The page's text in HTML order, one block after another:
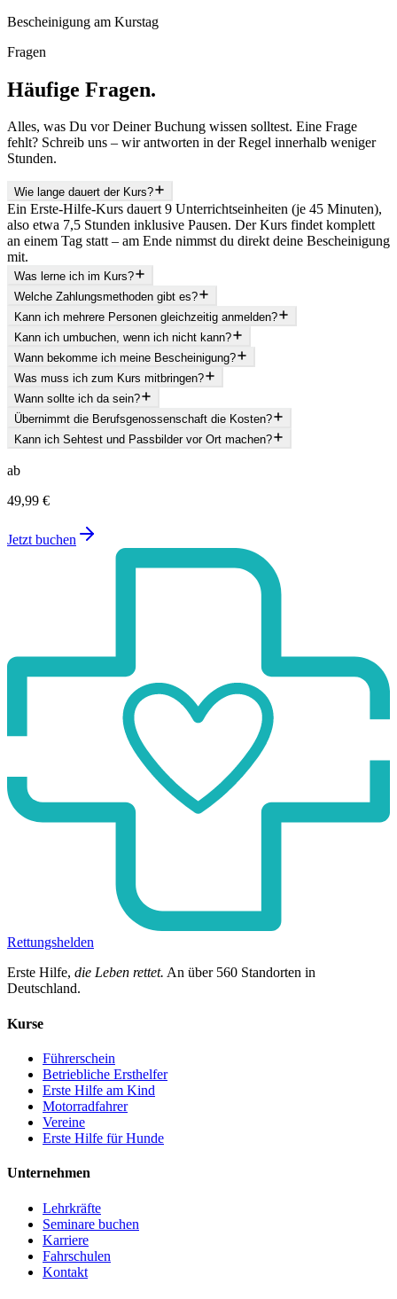
Bescheinigung am Kurstag
Fragen
Häufige Fragen.
Alles, was Du vor Deiner Buchung wissen solltest. Eine Frage
fehlt? Schreib uns – wir antworten in der Regel innerhalb weniger
Stunden.
Wie lange dauert der Kurs?
Ein Erste-Hilfe-Kurs dauert 9 Unterrichtseinheiten (je 45 Minuten),
also etwa 7,5 Stunden inklusive Pausen. Der Kurs findet komplett
an einem Tag statt – am Ende nimmst du direkt deine Bescheinigung
mit.
Was lerne ich im Kurs?
Welche Zahlungsmethoden gibt es?
Kann ich mehrere Personen gleichzeitig anmelden?
Kann ich umbuchen, wenn ich nicht kann?
Wann bekomme ich meine Bescheinigung?
Was muss ich zum Kurs mitbringen?
Wann sollte ich da sein?
Übernimmt die Berufsgenossenschaft die Kosten?
Kann ich Sehtest und Passbilder vor Ort machen?
ab
49,99 €
Jetzt buchen
Rettungshelden
Erste Hilfe, die Leben rettet. An über 560 Standorten in
Deutschland.
Kurse
Führerschein
Betriebliche Ersthelfer
Erste Hilfe am Kind
Motorradfahrer
Vereine
Erste Hilfe für Hunde
Unternehmen
Lehrkräfte
Seminare buchen
Karriere
Fahrschulen
Kontakt